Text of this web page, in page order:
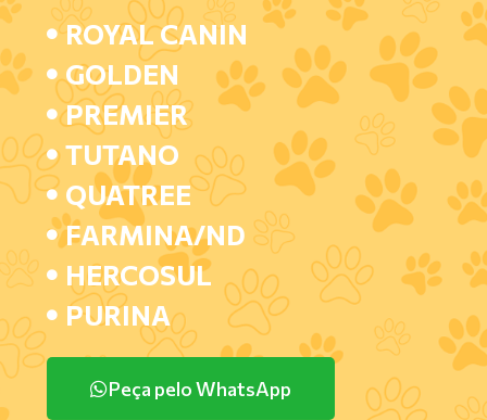
ROYAL CANIN
GOLDEN
PREMIER
TUTANO
QUATREE
FARMINA/ND
HERCOSUL
PURINA
Peça pelo WhatsApp